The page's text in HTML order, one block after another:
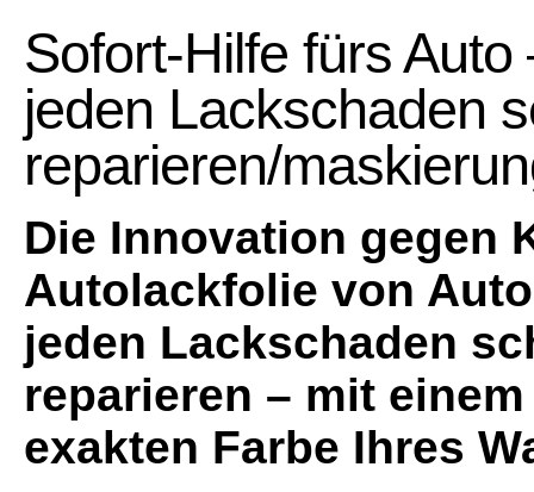
Sofort-Hilfe fürs
jeden Lackschaden
reparieren/
Die Innovation gegen
Autolackfolie von
jeden Lackschaden
reparieren – mit
exakten Farbe Ihres